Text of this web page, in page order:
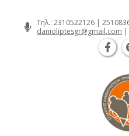
Τηλ.: 2310522126 |
danioliptesgr@gmail.com |